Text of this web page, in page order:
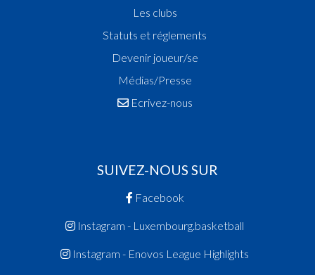
Les clubs
Statuts et réglements
Devenir joueur/se
Médias/Presse
Ecrivez-nous
SUIVEZ-NOUS SUR
Facebook
Instagram - Luxembourg.basketball
Instagram - Enovos League Highlights